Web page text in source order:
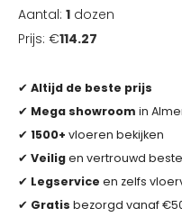
Aantal: 1 dozen
Prijs: €114.27
✔ Altijd de beste prijs
✔ Mega showroom in
✔ 1500+ vloeren bekijken
✔ Veiligen vertrouwd
✔ Legservice en zelfs
✔ Gratis bezorgd vanaf